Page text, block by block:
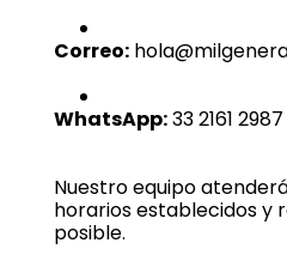
Correo:
WhatsApp:33 2161 2987
Nuestro equipo
horarios establecidos y
posible.